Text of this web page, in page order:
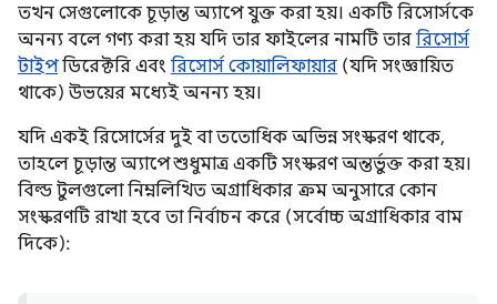
তখন সেগুলোকে চূড়ান্ত অ্যাপে যুক্ত করা হয়। একটি রিসোর্সকে
অনন্য বলে গণ্য করা হয় যদি তার ফাইলের নামটি তার রিসোর্স
টাইপডিরেক্টরি এবং রিসোর্স কোয়ালিফায়ার (যদি সংজ্ঞায়িত
থাকে) উভয়ের মধ্যেই অনন্য হয়।
যদি একই রিসোর্সের দুই বা ততোধিক অভিন্ন সংস্করণ থাকে,
তাহলে চূড়ান্ত অ্যাপে শুধুমাত্র একটি সংস্করণ অন্তর্ভুক্ত করা হয়।
বিল্ড টুলগুলো নিম্নলিখিত অগ্রাধিকার ক্রম অনুসারে কোন
সংস্করণটি রাখা হবে তা নির্বাচন করে (সর্বোচ্চ অগ্রাধিকার বাম
দিকে):